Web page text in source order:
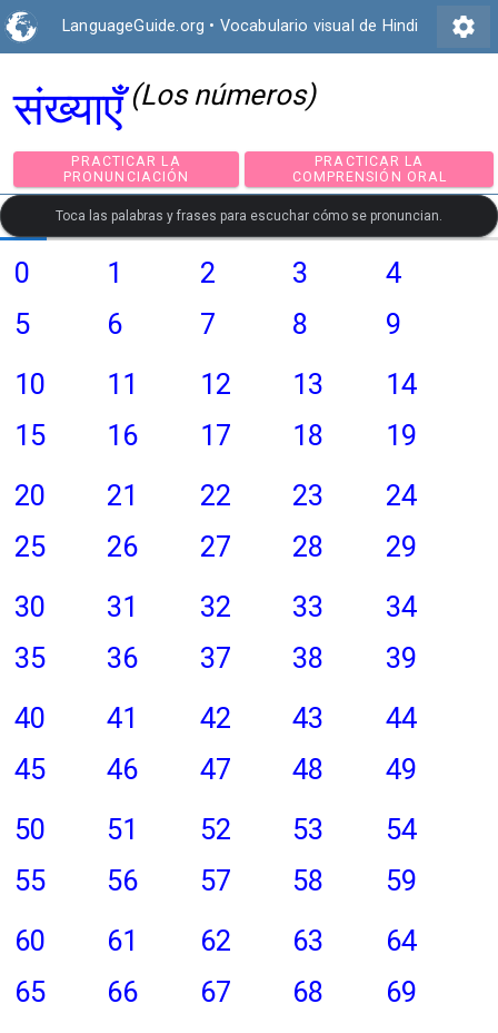
LanguageGuide.org • Vocabulario visual de Hindi settings
संख्याएँ (Los números)
PRACTICAR LA
PRONUNCIACIÓN
PRACTICAR LA
COMPRENSIÓN
Toca las palabras y frases para escuchar cómo se pronuncian.
0 1 2 3
4
5
6 7 8
9
10
11 12 13
14
15
16 17 18
19
20
21 22 23
24
25
26 27 28
29
30
31 32 33
34
35
36 37 38
39
40
41 42 43
44
45
46 47 48
49
50
51 52 53
54
55
56 57 58
59
60
61 62 63
64
65
66 67 68
69